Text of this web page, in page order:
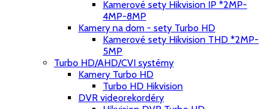
Kamerové sety Hikvision IP *2MP-
4MP-8MP
Kamery na dom - sety Turbo HD
Kamerové sety Hikvision THD *2MP-
5MP
Turbo HD/AHD/CVI systémy
Kamery Turbo HD
Turbo HD Hikvision
DVR videorekordéry